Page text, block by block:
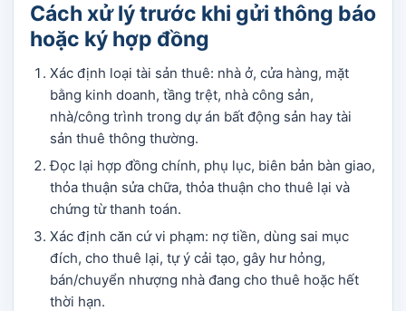
Cách xử lý trước khi gửi thông báo
hoặc ký hợp đồng
Xác định loại tài sản thuê: nhà ở, cửa hàng, mặt
bằng kinh doanh, tầng trệt, nhà công sản,
nhà/công trình trong dự án bất động sản hay tài
sản thuê thông thường.
Đọc lại hợp đồng chính, phụ lục, biên bản bàn giao,
thỏa thuận sửa chữa, thỏa thuận cho thuê lại và
chứng từ thanh toán.
Xác định căn cứ vi phạm: nợ tiền, dùng sai mục
đích, cho thuê lại, tự ý cải tạo, gây hư hỏng,
bán/chuyển nhượng nhà đang cho thuê hoặc hết
thời hạn.